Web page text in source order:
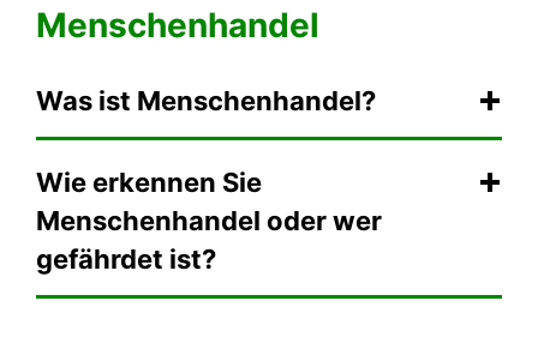
Menschenhandel
Was ist Menschenhandel?
Wie erkennen Sie
Menschenhandel oder wer
gefährdet ist?